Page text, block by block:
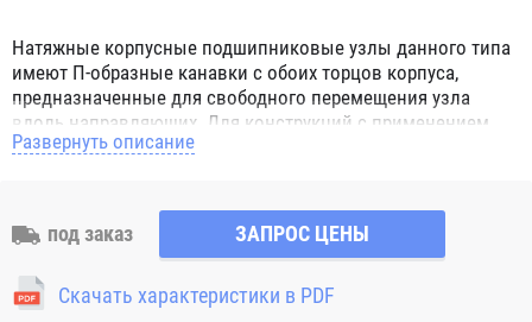
Натяжные корпусные подшипниковые узлы данного типа
имеют П-образные канавки с обоих торцов корпуса,
предназначенные для свободного перемещения узла
вдоль направляющих. Для конструкций с применением
данного узла нет ограничений, даже если вал вращается
наружное сферическое кольцо и благодаря этому обладает
свойством самоцентрирования. Корпусной
подшипниковый узел натяжного типа может применяться
там, где требуется регулировать расстояние между валом и
Развернуть описание
под заказ ЗАПРОС ЦЕНЫ
Скачать характеристики в PDF